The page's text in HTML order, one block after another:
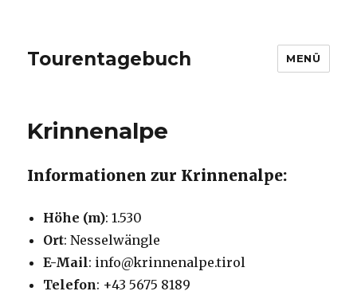
Tourentagebuch MENÜ
Krinnenalpe
Informationen zur Krinnenalpe:
Höhe (m): 1.530
Ort: Nesselwängle
E-Mail: info@krinnenalpe.tirol
Telefon: +43 5675 8189